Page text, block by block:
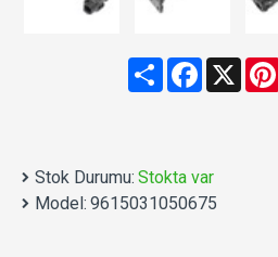
ShareFacebook
X
Stok Durumu: Stokta var
Model: 9615031050675